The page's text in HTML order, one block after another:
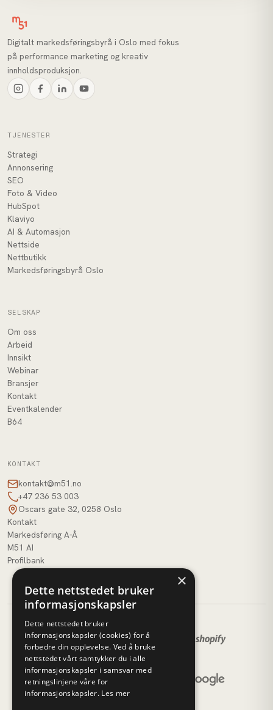
Digitalt markedsføringsbyrå i Oslo med fokus
på performance marketing og kreativ
innholdsproduksjon.
TJENESTER
Strategi
Annonsering
SEO
Foto & Video
HubSpot
Klaviyo
AI & Automasjon
Nettside
Nettbutikk
Markedsføringsbyrå Oslo
SELSKAP
Om oss
Arbeid
Innsikt
Webinar
Bransjer
Kontakt
Eventkalender
B64
KONTAKT
kontakt@m51.no
+47 236 53 003
Oscars gate 32, 0258 Oslo
Kontakt
Markedsføring A-Å
M51 AI
Profilbank
×
Dette nettstedet bruker
informasjonskapsler
Dette nettstedet bruker
informasjonskapsler (cookies) for å
forbedre din opplevelse. Ved å bruke
nettstedet vårt samtykker du i alle
informasjonskapsler i samsvar med
retningslinjene våre for
informasjonskapsler. Les mer